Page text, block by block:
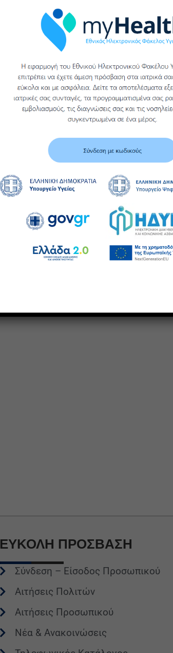
πρόσκληση υποβολής
προσφορών για
υγειονομικό –
μικροβιολογικό υλικό
Περισσότερα
Προσφοράς
Ηλεκτρικής
(Ψυγείο MINI
ΕΥΚΟΛΗ ΠΡΟΣΒΑΣΗ
Σύνδεση – Είσοδος Προσωπικού
Αιτήσεις Πολιτών
Αιτήσεις Προσωπικού
Νέα & Ανακοινώσεις